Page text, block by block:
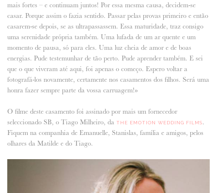
mais fortes – e continuam juntos! Por essa mesma causa, decidem-se
casar. Porque assim o fazia sentido. Passar pelas provas primeiro e então
casarem-se depois, se as ultrapassassem. Essa maturidade, traz consigo
uma serenidade própria também. Uma lufada de um ar quente e um
momento de pausa, só para eles. Uma luz cheia de amor e de boas
energias. Pude testemunhar de tão perto. Pude aprender também. E sei
que o que viveram até aqui, foi apenas o começo. Espero voltar a
fotografá-los novamente, certamente nos casamentos dos filhos. Será uma
honra fazer sempre parte da vossa carruagem!»
O filme deste casamento foi assinado por mais um fornecedor
seleccionado SB, o Tiago Milheiro, da
THE EMOTION WEDDING FILMS.
Fiquem na companhia de Emanuelle, Stanislas, família e amigos, pelos
olhares da Matilde e do Tiago.